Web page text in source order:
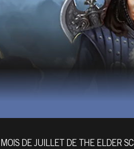
DE JUILLET DE THE ELDER